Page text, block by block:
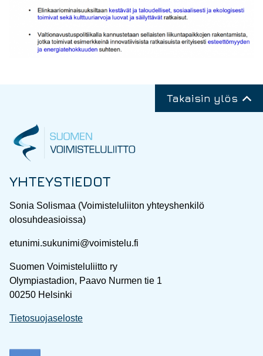
Takaisin ylös
YHTEYSTIEDOT
Sonia Solismaa (Voimisteluliiton yhteyshenkilö
olosuhdeasioissa)
etunimi.sukunimi@voimistelu.fi
Suomen Voimisteluliitto ry
Olympiastadion, Paavo Nurmen tie 1
00250 Helsinki
Tietosuojaseloste